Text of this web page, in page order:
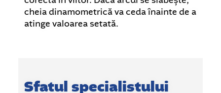
cheia dinamometrică va ceda înainte de a
atinge valoarea setată.
Sfatul specialistului